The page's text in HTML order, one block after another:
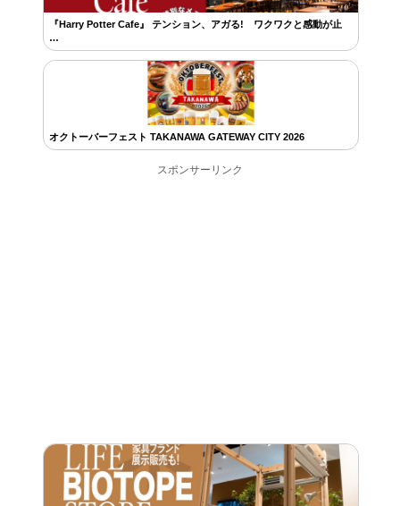
『Harry Potter Cafe』 テンション、アガる! ワクワクと感動が止
…
オクトーバーフェスト TAKANAWA GATEWAY CITY 2026
スポンサーリンク